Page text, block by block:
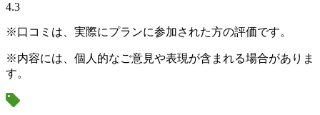
4.3
※口コミは、実際にプランに参加された方の評価です。
※内容には、個人的なご意見や表現が含まれる場合がありま
す。